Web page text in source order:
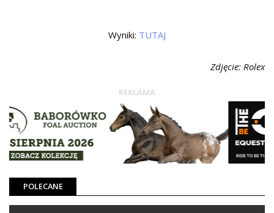
Wyniki: TUTAJ
Zdjęcie: Rolex
REKLAMA
POLECANE